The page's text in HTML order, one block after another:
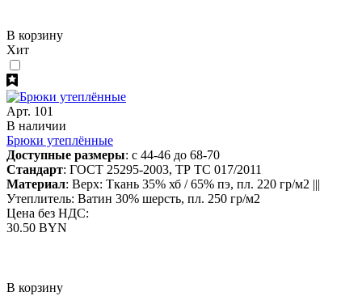
В корзину
Хит
Арт. 101
В наличии
Брюки утеплённые
Доступные размеры: с 44-46 до 68-70
Стандарт: ГОСТ 25295-2003, ТР ТС 017/2011
Материал: Верх: Ткань 35% хб / 65% пэ, пл. 220 гр/м2 |||
Утеплитель: Ватин 30% шерсть, пл. 250 гр/м2
Цена без НДС:
30.50 BYN
В корзину